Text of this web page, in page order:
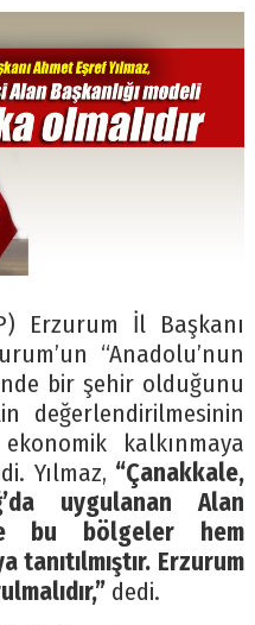
Erzurum İl Başkanı
“Anadolu’nun
bir şehir olduğunu
değerlendirilmesinin
kalkınmaya
Yılmaz, “Çanakkale,
uygulanan Alan
bu bölgeler hem
tanıtılmıştır. Erzurum
dedi.